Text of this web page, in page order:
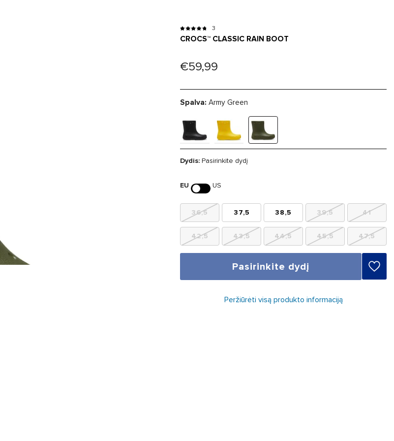
3
CROCS™ CLASSIC RAIN BOOT
€59,99
Spalva: Army Green
Dydis: Pasirinkite dydį
EU US
36,5 37,5 38,5 39,5 41
42,5 43,5 44,5 45,5 47,5
Pasirinkite dydį
Peržiūrėti visą produkto informaciją